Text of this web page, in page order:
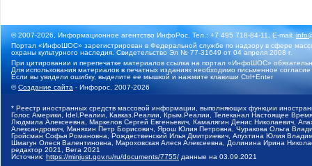
© 2007-2026, Информационное агентство ИнфоРос. Тел.: +7 495 718-84-11, E-mail:
Портал «ИнфоШОС» зарегистрирован в Федеральной службе по надзору в сфере
охраны культурного наследия. Свидетельство Эл № 77-31649 от 04 апреля 2008 г.
При цитировании и перепечатке материалов ссылка на портал «ИнфоШОС»
Для использования материалов в печатных изданиях необходимо письменное
Если вы увидели ошибку, выделите ее мышкой и нажмите клавиши Ctrl+Enter
©Создание сайта - Инфорос, 2007-2026
* Реестр иностранных средств массовой информации, выполняющих функции
Голос Америки, Idel.Реалии, Кавказ.Реалии, Крым.Реалии, Телеканал Настоящее
Людмила Алексеевна, Маркелов Сергей Евгеньевич, Камалягин Денис Николаевич,
Александрович, Маняхин Петр Борисович, Ярош Юлия Петровна, Чуракова Ольга
Гройсман Софья Романовна, Рождественский Илья Дмитриевич, Апухтина Юлия
Шмагун Олеся Валентиновна, Мароховская Алеся Алексеевна, Долинина Ирина
редактор 2021, Вега 2021
Источник: https://minjust.gov.ru/ru/documents/7755/ данные на 03.09.2021